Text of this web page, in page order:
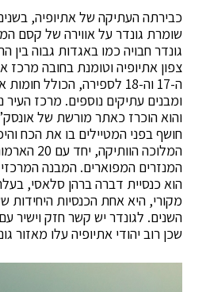
שומרת גונדר על אווירה של קסם
גונדר חבויה כמו באגדות גבוה בין
צפון אתיופיה וטומנת בחובה מרכז
ה-17 וה-18 לספירה, הכולל
ומבנים עתיקים נוספים. מרכז
חושף בפני המטיילים בו את הכח
המלוכה
המנזרים המפוארים. המבנה
הוא כנסיית דברה ברהן סלאסי,
מקורי, היא אחת הכנסיות
השנים. לגונדר יש קשר חזק וישיר
שכן רוב יהודי אתיופיה עלו מאזור